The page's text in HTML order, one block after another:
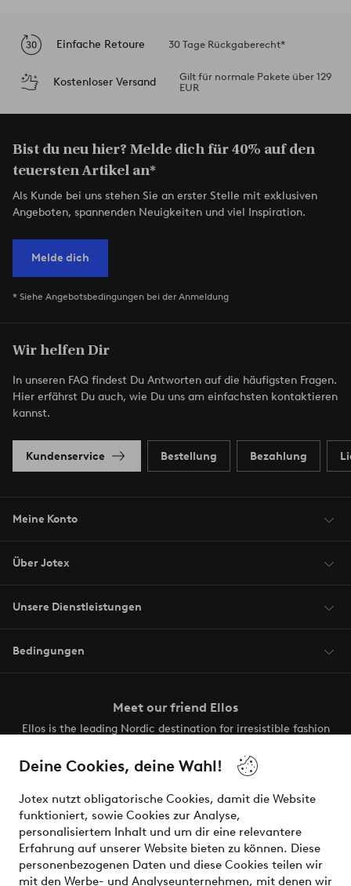
Deine Cookies, deine Wahl!
Jotex nutzt obligatorische Cookies, damit die Website
funktioniert, sowie Cookies zur Analyse,
personalisiertem Inhalt und um dir eine relevantere
Erfahrung auf unserer Website bieten zu können. Diese
personenbezogenen Daten und diese Cookies teilen wir
mit den Werbe- und Analyseunternehmen, mit denen wir
Einfache Retoure 30 Tage Rückgaberecht*
Kostenloser Versand
Gilt für normale Pakete über 129
EUR
Bist du neu hier? Melde dich für 40% auf den
teuersten Artikel an*
Als Kunde bei uns stehen Sie an erster Stelle mit exklusiven
Angeboten, spannenden Neuigkeiten und viel Inspiration.
Melde dich
* Siehe Angebotsbedingungen bei der Anmeldung
Wir helfen Dir
In unseren FAQ findest Du Antworten auf die häufigsten Fragen.
Hier erfährst Du auch, wie Du uns am einfachsten kontaktieren
kannst.
Kundenservice Bestellung Bezahlung
Meine Konto
Über Jotex
Unsere Dienstleistungen
Bedingungen
Meet our friend Ellos
Ellos is the leading Nordic destination for irresistible fashion
the latest trends, curated to make finding your next look
effortless. It’s all here.
Visit Ellos